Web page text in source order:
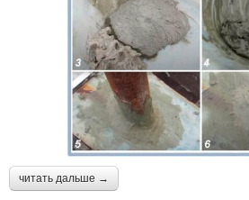
читать дальше →